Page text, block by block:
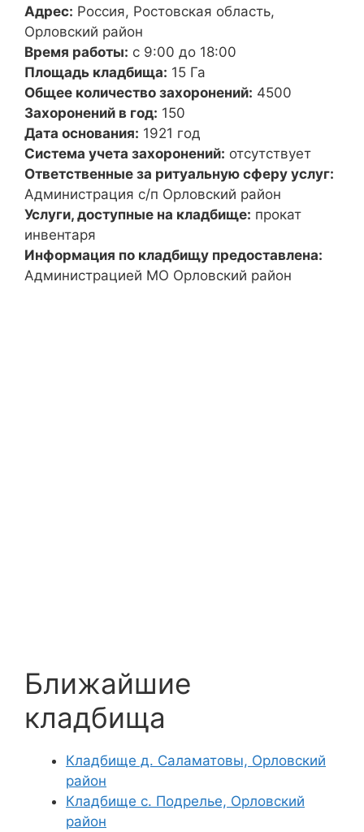
Адрес: Россия, Ростовская область,
Орловский район
Время работы: с 9:00 до 18:00
Площадь кладбища: 15 Га
Общее количество захоронений: 4500
Захоронений в год: 150
Дата основания: 1921 год
Система учета захоронений: отсутствует
Ответственные за ритуальную сферу услуг:
Администрация с/п Орловский район
Услуги, доступные на кладбище: прокат
инвентаря
Информация по кладбищу предоставлена:
Администрацией МО Орловский район
Ближайшие
кладбища
Кладбище д. Саламатовы, Орловский
район
Кладбище с. Подрелье, Орловский
район